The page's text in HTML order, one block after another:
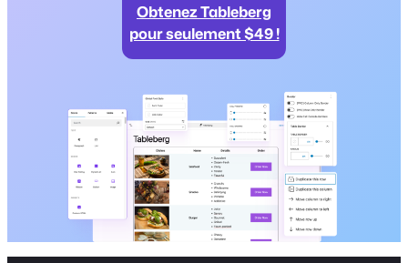
Obtenez Tableberg
pour seulement $49 !